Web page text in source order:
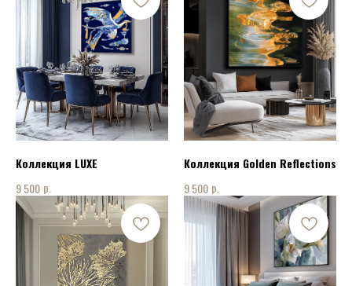
Коллекция LUXE
9 500 р.
Коллекция Golden Reflections
9 500 р.
КОНТАКТЫ